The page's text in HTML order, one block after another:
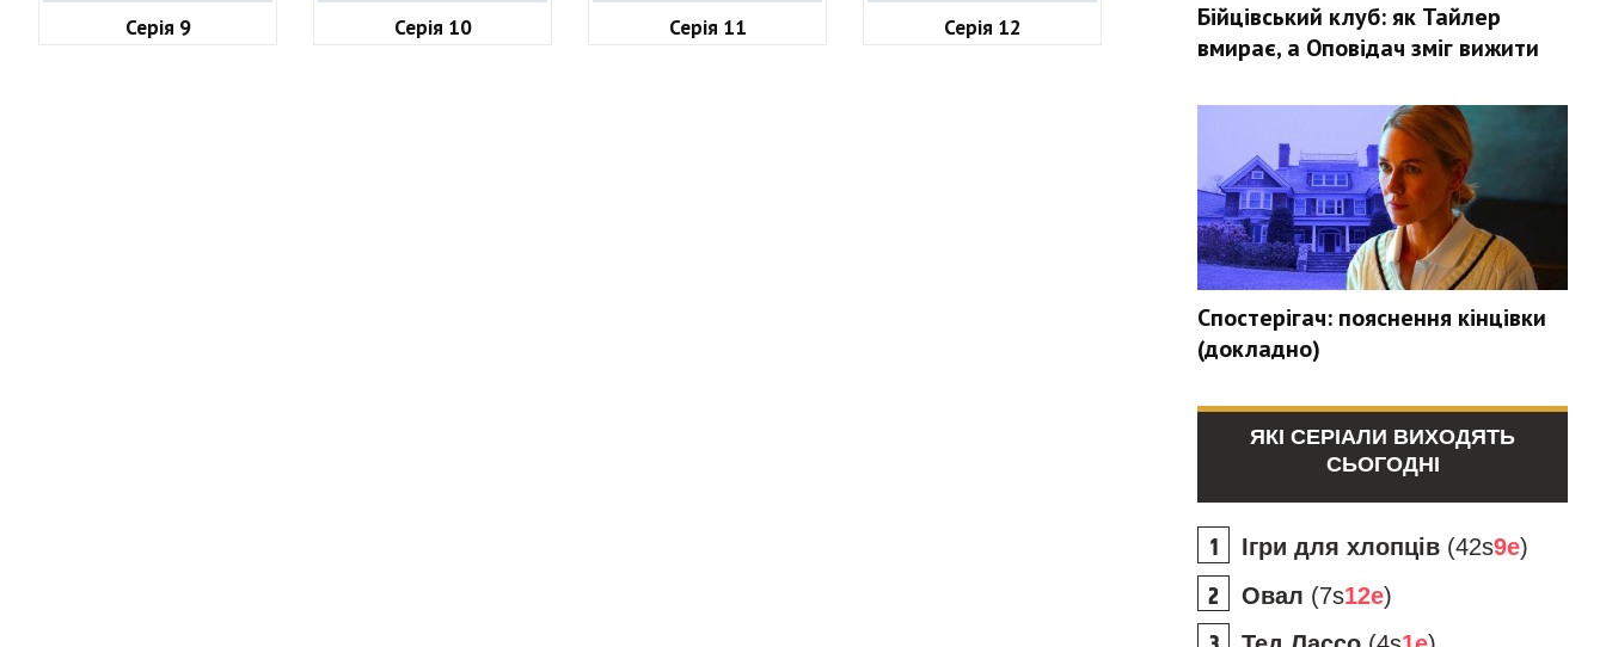
Серія 9 Серія 10 Серія 11 Серія 12
Бійцівський клуб: як Тайлер
вмирає, а Оповідач зміг вижити
Спостерігач: пояснення кінцівки
(докладно)
ЯКІ СЕРІАЛИ ВИХОДЯТЬ
СЬОГОДНІ
Ігри для хлопців (42s9e)
Овал (7s12e)